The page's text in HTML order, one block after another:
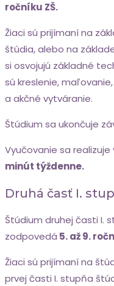
ročníku ZŠ.
Žiaci sú prijímaní na
štúdia, alebo na
si osvojujú základné
sú kreslenie,
a akčné vytváranie.
Štúdium sa ukončuje
Vyučovanie sa realizuje
minút týždenne.
Druhá časť I.
Štúdium druhej časti I.
zodpovedá 5. až 9.
Žiaci sú prijímaní na
prvej časti I. stupňa